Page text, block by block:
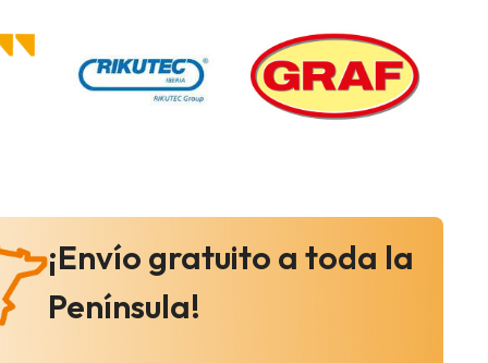
¡Envío gratuito a toda la
Península!